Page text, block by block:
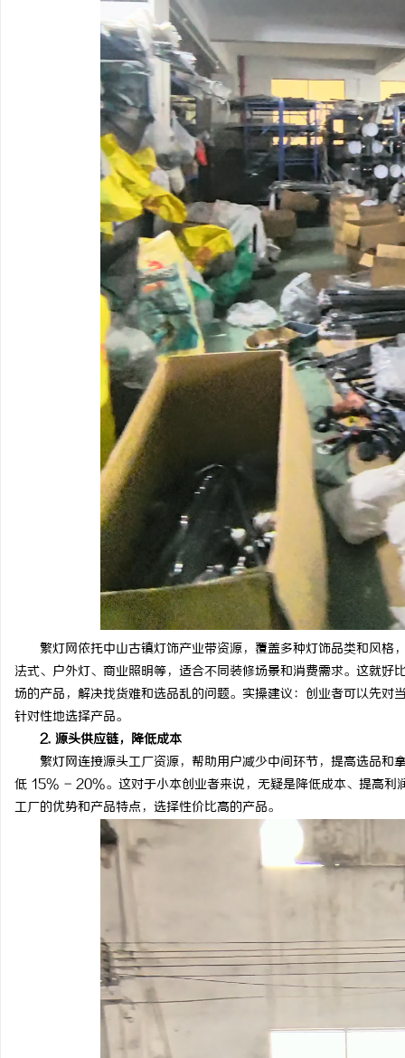
繁灯网依托中山古镇灯饰产业带资源，覆盖多种灯饰品类和风格
法式、户外灯、商业照明等，适合不同装修场景和消费需求。这就
场的产品，解决找货难和选品乱的问题。实操建议：创业者可以先
针对性地选择产品。
2. 源头供应链，降低成本
繁灯网连接源头工厂资源，帮助用户减少中间环节，提高选品和
低 15% - 20%。这对于小本创业者来说，无疑是降低成本、提高利
工厂的优势和产品特点，选择性价比高的产品。